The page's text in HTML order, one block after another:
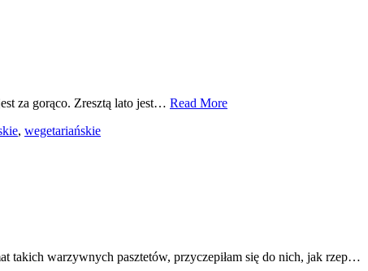
za gorąco. Zresztą lato jest… Read More
, wegetariańskie
takich warzywnych pasztetów, przyczepiłam się do nich, jak rzep…